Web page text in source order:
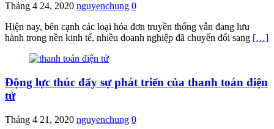
Tháng 4 24, 2020 nguyenchung 0
Hiện nay, bên cạnh các loại hóa đơn truyền thống vẫn đang lưu
hành trong nền kinh tế, nhiều doanh nghiệp đã chuyển đổi sang […]
Động lực thúc đẩy sự phát triển của thanh toán điện
tử
Tháng 4 21, 2020 nguyenchung 0